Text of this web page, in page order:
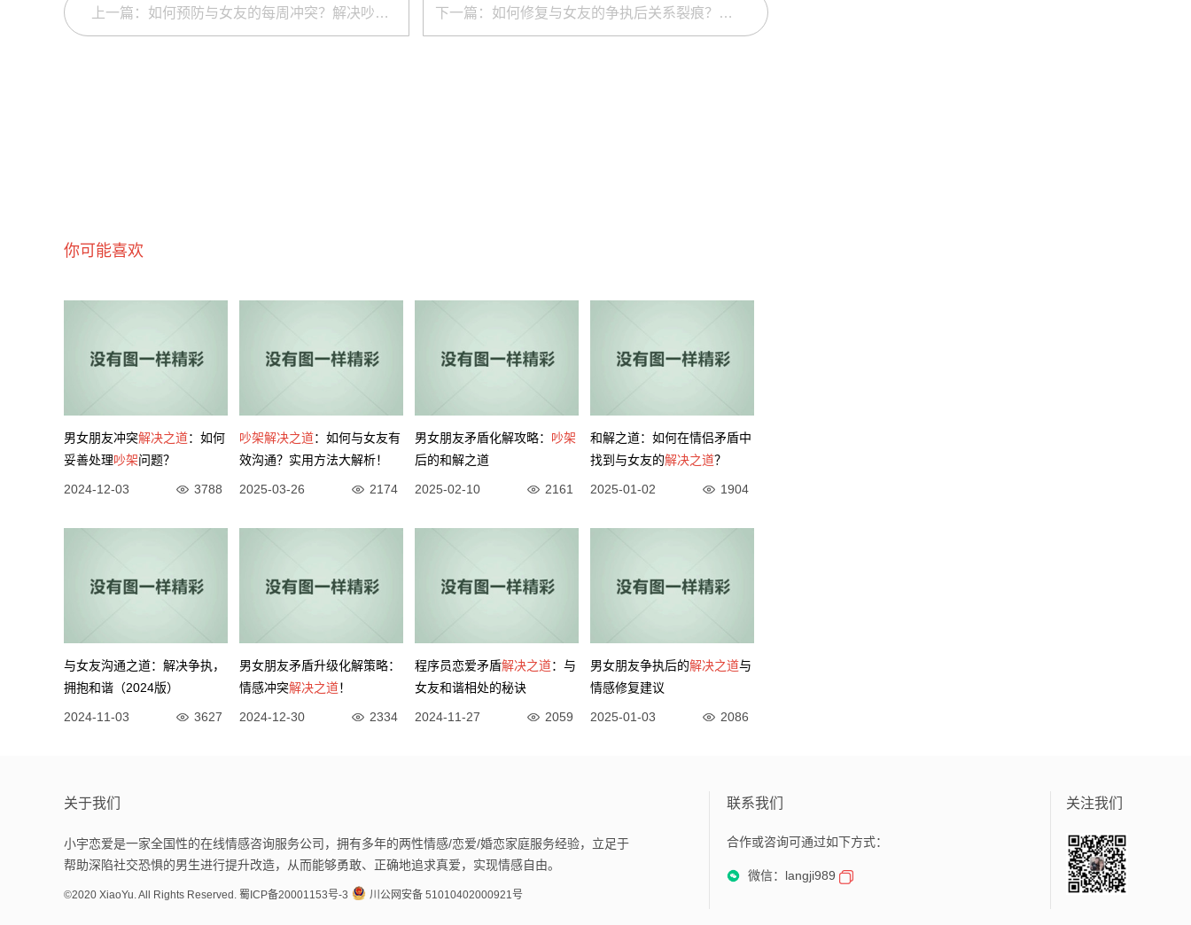
上一篇：如何预防与女友的每周冲突？解决吵架的技巧和方法 下一篇：如何修复与女友的争执后关系裂痕？有效沟通技巧助力和好如初
你可能喜欢
男女朋友冲突解决之道：如何
妥善处理吵架问题？
2024-12-03 3788
吵架解决之道：如何与女友有
效沟通？实用方法大解析！
2025-03-26 2174
男女朋友矛盾化解攻略： 吵架
后的和解之道
2025-02-10 2161
和解之道：如何在情侣矛盾中
找到与女友的解决之道？
2025-01-02 1904
与女友沟通之道：解决争执，
拥抱和谐（2024版）
2024-11-03 3627
男女朋友矛盾升级化解策略：
情感冲突解决之道！
2024-12-30 2334
程序员恋爱矛盾解决之道：与
女友和谐相处的秘诀
2024-11-27 2059
男女朋友争执后的解决之道与
情感修复建议
2025-01-03 2086
关于我们
小宇恋爱是一家全国性的在线情感咨询服务公司，拥有多年的两性情感/恋爱/婚恋家庭服务经验，立足于
帮助深陷社交恐惧的男生进行提升改造，从而能够勇敢、正确地追求真爱，实现情感自由。
©2020 XiaoYu. All Rights Reserved. 蜀ICP备20001153号-3 川公网安备 51010402000921号
联系我们
合作或咨询可通过如下方式：
微信：langji989
关注我们